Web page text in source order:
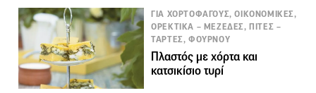
ΓΙΑ ΧΟΡΤΟΦΑΓΟΥΣ, ΟΙΚΟΝΟΜΙΚΕΣ,
ΟΡΕΚΤΙΚΑ – ΜΕΖΕΔΕΣ, ΠΙΤΕΣ –
ΤΑΡΤΕΣ, ΦΟΥΡΝΟΥ
Πλαστός με χόρτα και
κατσικίσιο τυρί